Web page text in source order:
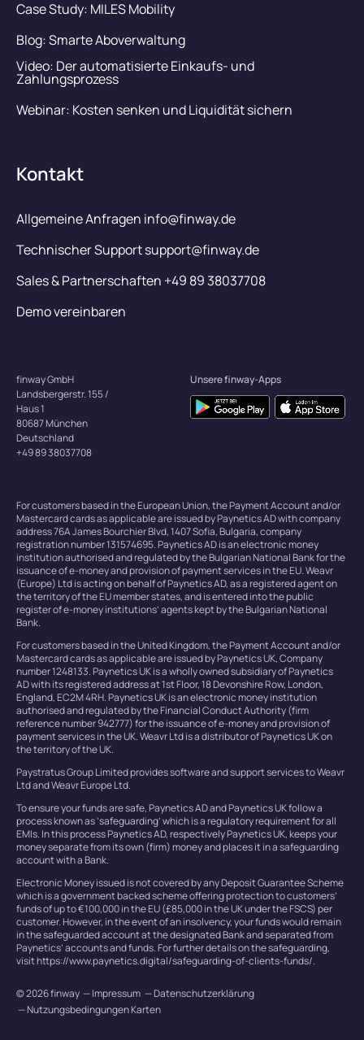
Case Study: MILES Mobility
Blog: Smarte Aboverwaltung
Video: Der automatisierte Einkaufs- und
Zahlungsprozess
Webinar: Kosten senken und Liquidität sichern
Kontakt
Allgemeine Anfragen info@finway.de
Technischer Support support@finway.de
Sales & Partnerschaften +49 89 38037708
Demo vereinbaren
finway GmbH
Landsbergerstr. 155 /
Haus 1
80687 München
Deutschland
+49 89 38037708
Unsere finway-Apps
For customers based in the European Union, the Payment Account and/or
Mastercard cards as applicable are issued by Paynetics AD with company
address 76A James Bourchier Blvd, 1407 Sofia, Bulgaria, company
registration number 131574695. Paynetics AD is an electronic money
institution authorised and regulated by the Bulgarian National Bank for the
issuance of e-money and provision of payment services in the EU. Weavr
(Europe) Ltd is acting on behalf of Paynetics AD, as a registered agent on
the territory of the EU member states, and is entered into the public
register of e-money institutions’ agents kept by the Bulgarian National
Bank.
For customers based in the United Kingdom, the Payment Account and/or
Mastercard cards as applicable are issued by Paynetics UK, Company
number 1248133. Paynetics UK is a wholly owned subsidiary of Paynetics
AD with its registered address at 1st Floor, 18 Devonshire Row, London,
England, EC2M 4RH. Paynetics UK is an electronic money institution
authorised and regulated by the Financial Conduct Authority (firm
reference number 942777) for the issuance of e-money and provision of
payment services in the UK. Weavr Ltd is a distributor of Paynetics UK on
the territory of the UK.
Paystratus Group Limited provides software and support services to Weavr
Ltd and Weavr Europe Ltd.
To ensure your funds are safe, Paynetics AD and Paynetics UK follow a
process known as ‘safeguarding’ which is a regulatory requirement for all
EMIs. In this process Paynetics AD, respectively Paynetics UK, keeps your
money separate from its own (firm) money and places it in a safeguarding
account with a Bank.
Electronic Money issued is not covered by any Deposit Guarantee Scheme
which is a government backed scheme offering protection to customers’
funds of up to €100,000 in the EU (£85,000 in the UK under the FSCS) per
customer. However, in the event of an insolvency, your funds would remain
in the safeguarded account at the designated Bank and separated from
Paynetics’ accounts and funds. For further details on the safeguarding,
visit https://www.paynetics.digital/safeguarding-of-clients-funds/.
© 2026 finway Impressum
Datenschutzerklärung
Nutzungsbedingungen Karten